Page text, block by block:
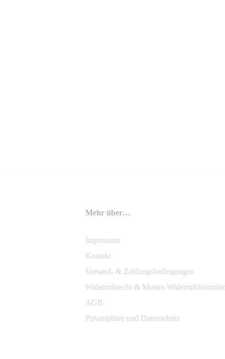
Mehr über…
Impressum
Kontakt
Versand- & Zahlungsbedingungen
Widerrufsrecht & Muster-Widerrufsformular
AGB
Privatsphäre und Datenschutz